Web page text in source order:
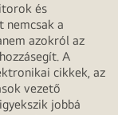
és
nemcsak a
azokról az
A
cikkek, az
vezető
jobbá